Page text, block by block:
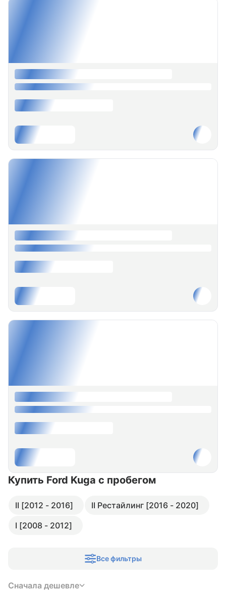
Купить Ford Kuga с пробегом
II [2012 - 2016]
II Рестайлинг [2016 - 2020]
I [2008 - 2012]
Все фильтры
Сначала дешевле